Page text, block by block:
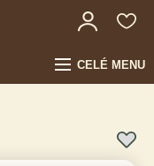
CELÉ MENU